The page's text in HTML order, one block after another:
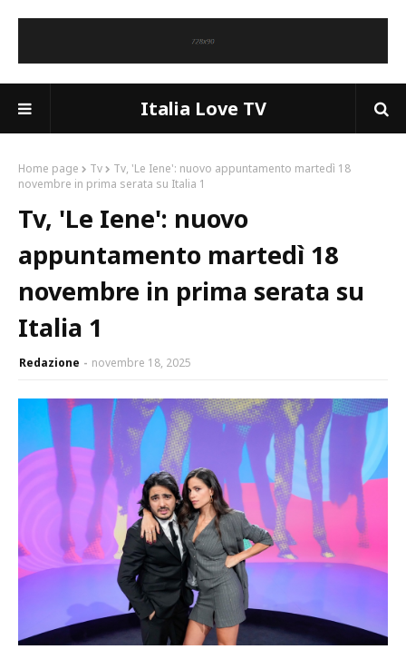
Italia Love TV
Home page Tv
Tv, 'Le Iene': nuovo appuntamento martedì 18
novembre in prima serata su Italia 1
Tv, 'Le Iene': nuovo
appuntamento martedì 18
novembre in prima serata su
Italia 1
Redazione novembre 18, 2025